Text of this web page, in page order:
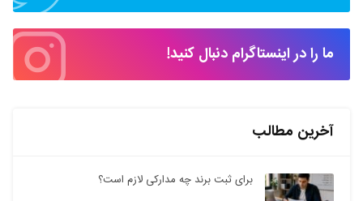
ما را در اینستاگرام دنبال کنید!
آخرین مطالب
برای ثبت برند چه مدارکی لازم است؟